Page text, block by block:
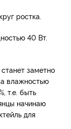
ростка.
40 Вт.
заметно
влажностью
т.е. быть
начинаю
для